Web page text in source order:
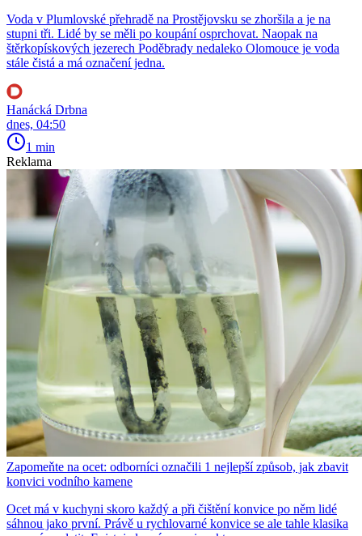
Voda v Plumlovské přehradě na Prostějovsku se zhoršila a je na
stupni tři. Lidé by se měli po koupání osprchovat. Naopak na
štěrkopískových jezerech Poděbrady nedaleko Olomouce je voda
stále čistá a má označení jedna.
Hanácká Drbna
dnes, 04:50
1 min
Reklama
Zapomeňte na ocet: odborníci označili 1 nejlepší způsob, jak zbavit
konvici vodního kamene
Ocet má v kuchyni skoro každý a při čištění konvice po něm lidé
sáhnou jako první. Právě u rychlovarné konvice se ale tahle klasika